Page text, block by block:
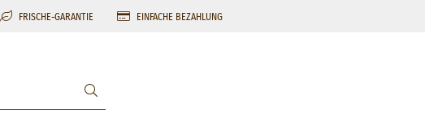
FRISCHE-GARANTIE EINFACHE BEZAHLUNG